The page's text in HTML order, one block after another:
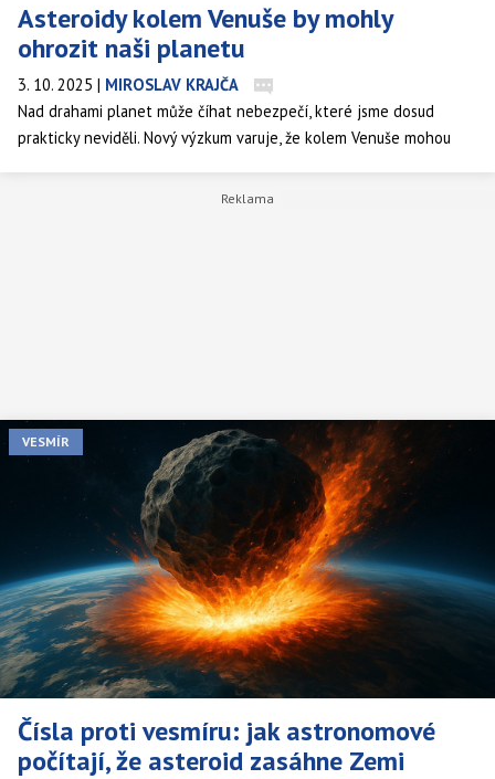
Asteroidy kolem Venuše by mohly
ohrozit naši planetu
3. 10. 2025 | MIROSLAV KRAJČA
Nad drahami planet může číhat nebezpečí, které jsme dosud
prakticky neviděli. Nový výzkum varuje, že kolem Venuše mohou
unikají detekci — a přitom mají potenciál změnit svůj kurz tak, že
VESMÍR
Čísla proti vesmíru: jak astronomové
počítají, že asteroid zasáhne Zemi